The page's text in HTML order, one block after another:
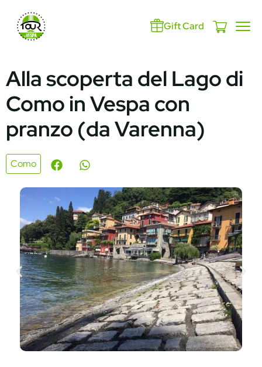
Gift Card
Alla scoperta del Lago di
Como in Vespa con
pranzo (da Varenna)
Como